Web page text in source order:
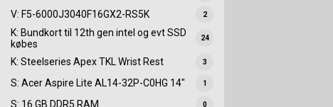
V: F5-6000J3040F16GX2-RS5K 2
K: Bundkort til 12th gen intel og evt SSD
købes
24
K: Steelseries Apex TKL Wrist Rest 3
S: Acer Aspire Lite AL14-32P-C0HG 14" 1
S: 16 GB DDR5 RAM 0